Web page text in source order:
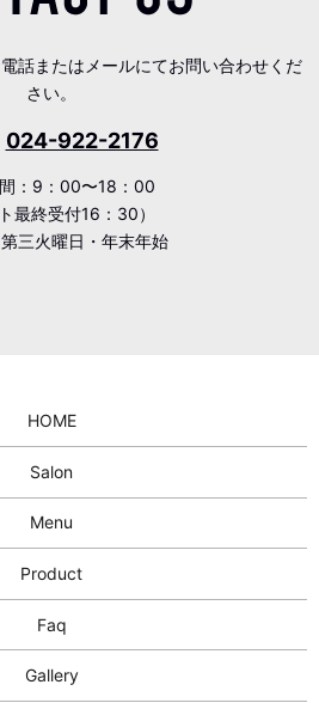
話またはメールにてお問い合わせくだ
さい。
024-922-2176
：9：00〜18：00
最終受付16：30）
三火曜日・年末年始
HOME
Salon
Menu
Product
Faq
Gallery